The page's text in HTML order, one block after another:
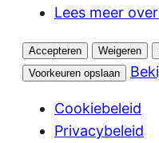
Lees meer
Accepteren Weigeren
Voorkeuren opslaan
Cookiebeleid
Privacybeleid